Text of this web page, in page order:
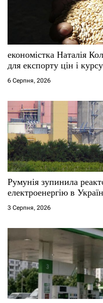
економістка Наталія
для експорту цін і курсу
6 Серпня, 2026
Румунія зупинила
електроенергію в
3 Серпня, 2026